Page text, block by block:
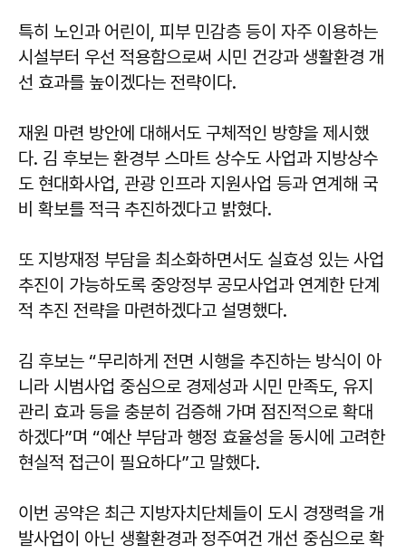
특히 노인과 어린이, 피부 민감층 등이 자주 이용하는
시설부터 우선 적용함으로써 시민 건강과 생활환경 개
선 효과를 높이겠다는 전략이다.
재원 마련 방안에 대해서도 구체적인 방향을 제시했
다. 김 후보는 환경부 스마트 상수도 사업과 지방상수
도 현대화사업, 관광 인프라 지원사업 등과 연계해 국
비 확보를 적극 추진하겠다고 밝혔다.
또 지방재정 부담을 최소화하면서도 실효성 있는 사업
추진이 가능하도록 중앙정부 공모사업과 연계한 단계
적 추진 전략을 마련하겠다고 설명했다.
김 후보는 “무리하게 전면 시행을 추진하는 방식이 아
니라 시범사업 중심으로 경제성과 시민 만족도, 유지
관리 효과 등을 충분히 검증해 가며 점진적으로 확대
하겠다”며 “예산 부담과 행정 효율성을 동시에 고려한
현실적 접근이 필요하다”고 말했다.
이번 공약은 최근 지방자치단체들이 도시 경쟁력을 개
발사업이 아닌 생활환경과 정주여건 개선 중심으로 확